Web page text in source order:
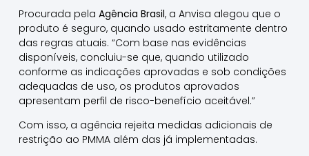
Procurada pela Agência Brasil, a Anvisa alegou que o
produto é seguro, quando usado estritamente dentro
das regras atuais. “Com base nas evidências
disponíveis, concluiu-se que, quando utilizado
conforme as indicações aprovadas e sob condições
adequadas de uso, os produtos aprovados
apresentam perfil de risco-benefício aceitável.”
Com isso, a agência rejeita medidas adicionais de
restrição ao PMMA além das já implementadas.